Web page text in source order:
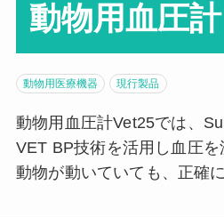
動物用血圧
動物用医療機器 現行製品
動物用血圧計Vet25では、
VET BP技術を活用し血圧
動物が動いていても、正確